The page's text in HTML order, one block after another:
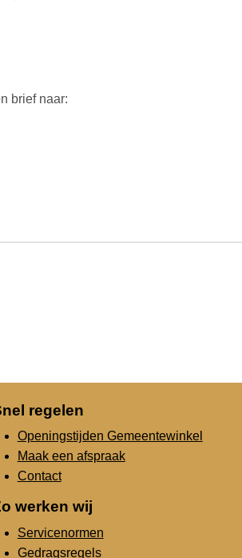
brief naar:
regelen
Openingstijden Gemeentewinkel
Maak een afspraak
Contact
werken wij
Servicenormen
Gedragsregels